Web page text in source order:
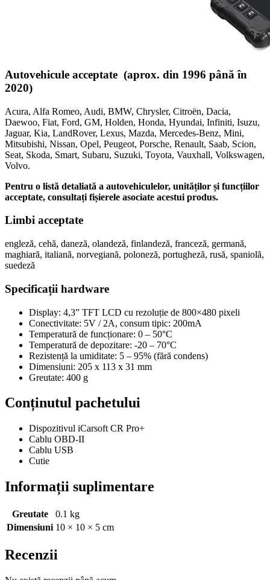
Autovehicule acceptate (aprox. din 1996 până în
2020)
Acura, Alfa Romeo, Audi, BMW, Chrysler, Citroën, Dacia,
Daewoo, Fiat, Ford, GM, Holden, Honda, Hyundai, Infiniti, Isuzu,
Jaguar, Kia, LandRover, Lexus, Mazda, Mercedes-Benz, Mini,
Mitsubishi, Nissan, Opel, Peugeot, Porsche, Renault, Saab, Scion,
Seat, Skoda, Smart, Subaru, Suzuki, Toyota, Vauxhall, Volkswagen,
Volvo.
Pentru o listă detaliată a autovehiculelor, unităților și funcțiilor
acceptate, consultați fișierele asociate acestui produs.
Limbi acceptate
engleză, cehă, daneză, olandeză, finlandeză, franceză, germană,
maghiară, italiană, norvegiană, poloneză, portugheză, rusă, spaniolă,
suedeză
Specificații hardware
Display: 4,3” TFT LCD cu rezoluție de 800×480 pixeli
Conectivitate: 5V / 2A, consum tipic: 200mA
Temperatură de funcționare: 0 – 50°C
Temperatură de depozitare: -20 – 70°C
Rezistență la umiditate: 5 – 95% (fără condens)
Dimensiuni: 205 x 113 x 31 mm
Greutate: 400 g
Conținutul pachetului
Dispozitivul iCarsoft CR Pro+
Cablu OBD-II
Cablu USB
Cutie
Informații suplimentare
Greutate
0.1 kg
Dimensiuni 10 × 10 × 5 cm
Recenzii